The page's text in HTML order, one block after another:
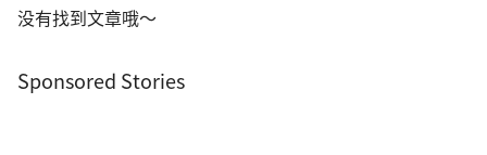
没有找到文章哦～
Sponsored Stories